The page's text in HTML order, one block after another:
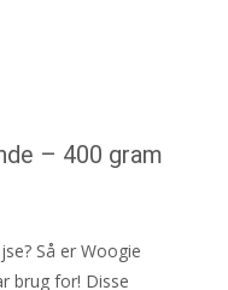
– 400 gram
Så er Woogie
brug for! Disse